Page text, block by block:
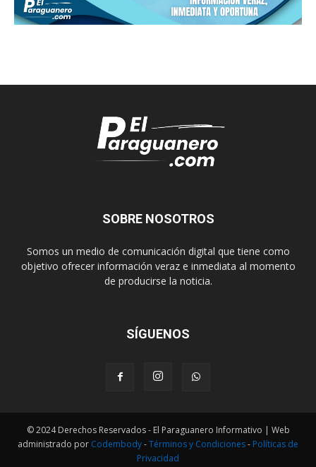
SOBRE NOSOTROS
Somos un medio de comunicación digital que tiene como
objetivo ofrecer información veraz e inmediata al momento
de producirse la noticia.
SÍGUENOS
© 2024 Derechos Reservados - El Paraguanero Informativo | Web
administrado por Codembody-Términos y Condiciones- Políticas de
Privacidad